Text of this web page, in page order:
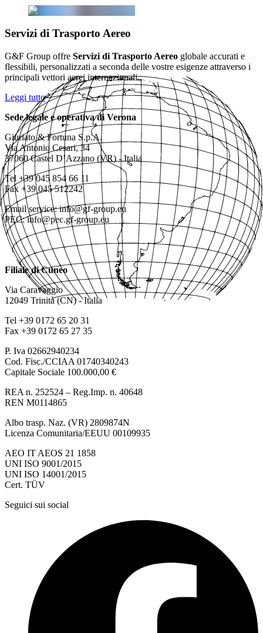
Servizi di Trasporto Aereo
G&F Group offre Servizi di Trasporto Aereo globale accurati e
flessibili, personalizzati a seconda delle vostre esigenze attraverso i
principali vettori aerei internazionali.
Leggi tutto
Sede legale e operativa di Verona
Giuriato & Fortuna S.p.A.
Via Antonio Cesari, 34
37060 Castel D’Azzano (VR) - Italia
Tel +39 045 854 66 11
Fax +39 045 512242
Email service: info@gf-group.eu
PEC: info@pec.gf-group.eu
Filiale di Cuneo
Via Caravaggio
12049 Trinità (CN) - Italia
Tel +39 0172 65 20 31
Fax +39 0172 65 27 35
P. Iva 02662940234
Cod. Fisc./CCIAA 01740340243
Capitale Sociale 100.000,00 €
REA n. 252524 – Reg.Imp. n. 40648
REN M0114865
Albo trasp. Naz. (VR) 2809874N
Licenza Comunitaria/EEUU 00109935
AEO IT AEOS 21 1858
UNI ISO 9001/2015
UNI ISO 14001/2015
Cert. TÜV
Seguici sui social